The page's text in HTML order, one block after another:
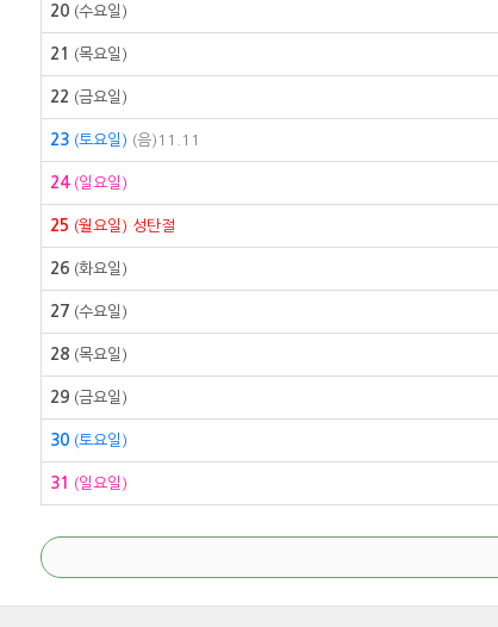
20(수요일)
21 (목요일)
22 (금요일)
23(토요일) (음)11.11
24(일요일)
25 (월요일) 성탄절
26(화요일)
27(수요일)
28(목요일)
29(금요일)
30(토요일)
31 (일요일)